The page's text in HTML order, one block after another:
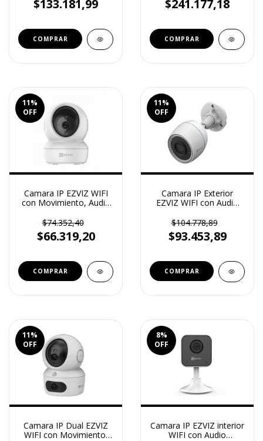
$133.181,99 $241.177,18
11%
OFF
Camara IP EZVIZ WIFI
con Movimiento, Audio
H6C
$74.352,40
$66.319,20
11%
OFF
Camara IP Exterior
EZVIZ WIFI con Audio
$104.778,89
$93.453,89
11%
OFF
Camara IP Dual EZVIZ
WIFI con Movimiento,
8%
OFF
Camara IP EZVIZ interior
WIFI con Audio